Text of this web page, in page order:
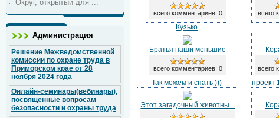
Округ, открытый для ...
Администрация
Решение Межведомственной
комиссии по охране труда в
Приморском крае от 28
ноября 2024 года
Онлайн-семинары(вебинары),
посвященные вопросам
безопасности и охраны труда
всего комментариев: 0 всего
Кузько
Братья наши меньшие
всего комментариев: 0 всего
Так можем и спать )))
Этот загадочный животны...
проект